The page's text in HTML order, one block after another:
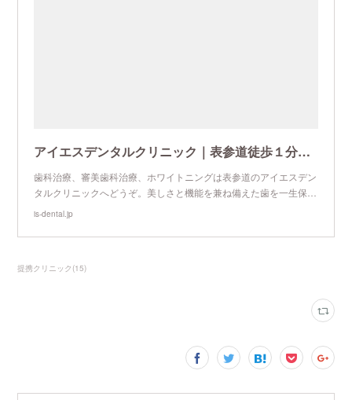
アイエスデンタルクリニック｜表参道徒歩１分の女性院長による歯科医院
歯科治療、審美歯科治療、ホワイトニングは表参道のアイエスデン
タルクリニックへどうぞ。美しさと機能を兼ね備えた歯を一生保…
is-dental.jp
提携クリニック (15)